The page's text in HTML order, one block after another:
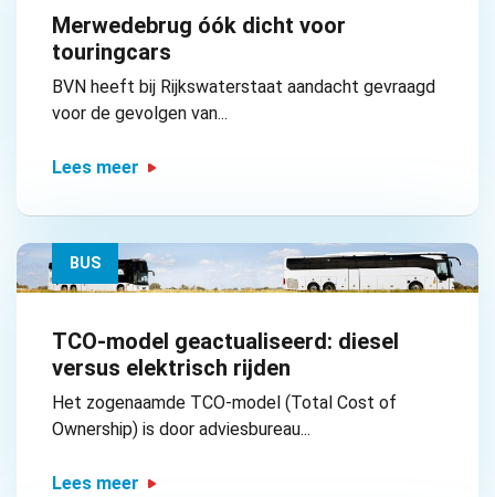
Merwedebrug óók dicht voor
touringcars
BVN heeft bij Rijkswaterstaat aandacht gevraagd
voor de gevolgen van...
Lees meer
BUS
TCO-model geactualiseerd: diesel
versus elektrisch rijden
Het zogenaamde TCO-model (Total Cost of
Ownership) is door adviesbureau...
Lees meer